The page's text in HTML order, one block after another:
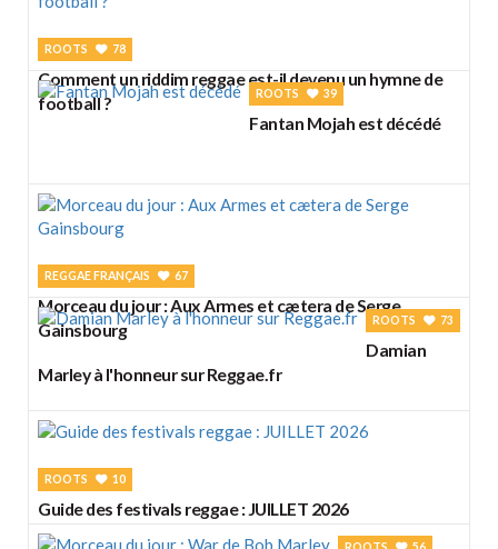
ROOTS 78
Comment un riddim reggae est-il devenu un hymne de
football ?
ROOTS 39
Fantan Mojah est décédé
REGGAE FRANÇAIS 67
Morceau du jour : Aux Armes et cætera de Serge
Gainsbourg
ROOTS 73
Damian
Marley à l'honneur sur Reggae.fr
ROOTS 10
Guide des festivals reggae : JUILLET 2026
ROOTS 56